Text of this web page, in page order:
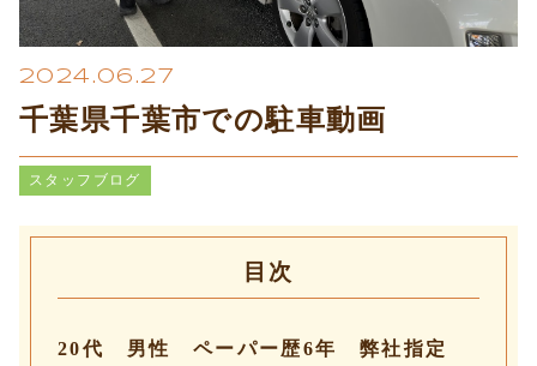
2024.06.27
千葉県千葉市での駐車動画
スタッフブログ
目次
20代 男性 ペーパー歴6年 弊社指定